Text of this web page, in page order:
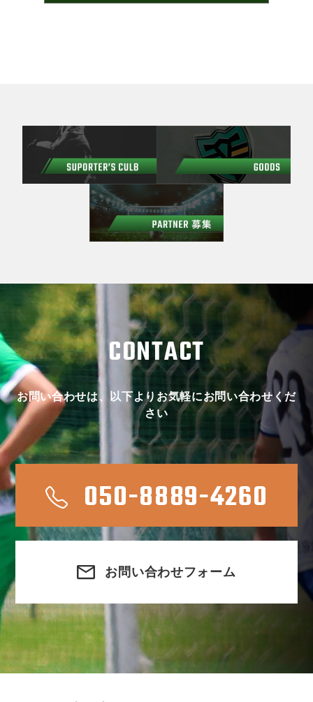
CONTACT
お問い合わせは、以下よりお気軽にお問い合わせくだ
さい
050-8889-4260
お問い合わせフォーム